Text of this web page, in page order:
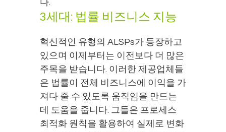
다.
3세대: 법률 비즈니스 지능
혁신적인 유형의 ALSPs가 등장하고
있으며 이제부터는 이전보다 더 많은
주목을 받습니다. 이러한 제공업체들
은 법률이 전체 비즈니스에 이익을 가
져다 줄 수 있도록 움직임을 만드는
데 도움을 줍니다. 그들은 프로세스
최적화 원칙을 활용하여 실제로 변화